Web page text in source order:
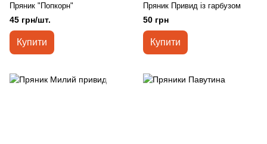
Пряник "Попкорн"
45 грн/шт.
Купити
Пряник Привид із гарбузом
50 грн
Купити